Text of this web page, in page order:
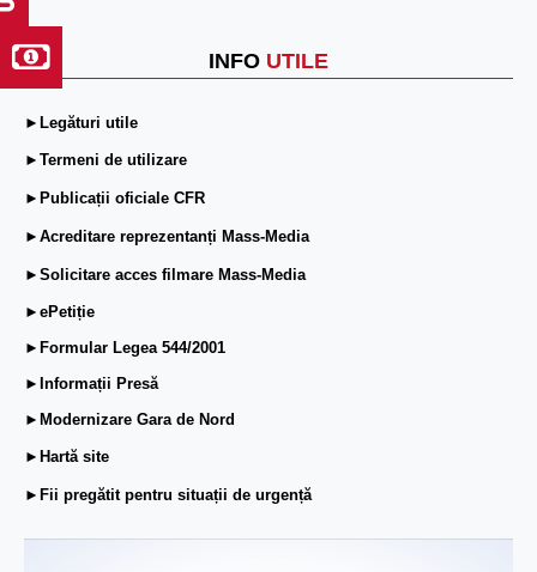
INFO UTILE
►Legături utile
►Termeni de utilizare
►Publicații oficiale CFR
►Acreditare reprezentanți Mass-Media
►Solicitare acces filmare Mass-Media
►ePetiție
►Formular Legea 544/2001
►Informații Presă
►Modernizare Gara de Nord
►Hartă site
►Fii pregătit pentru situații de urgență